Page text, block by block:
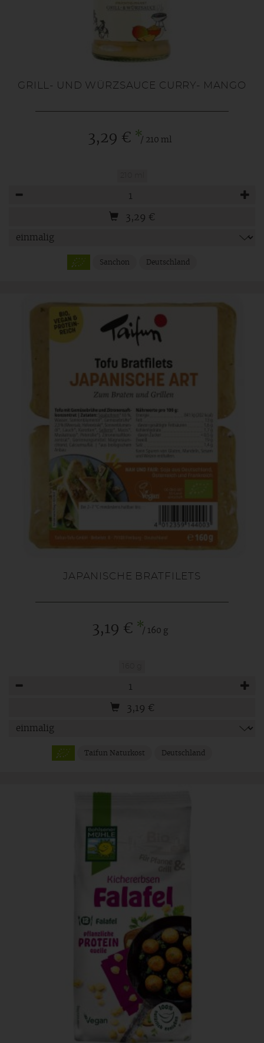
GRILL- UND WÜRZSAUCE CURRY- MANGO
3,29 € */ 210 ml
3,29 €
Sanchon Deutschland
JAPANISCHE BRATFILETS
3,19 € */ 160 g
3,19 €
Taifun Naturkost Deutschland